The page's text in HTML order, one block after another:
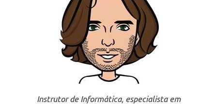
Instrutor de Informática, especialista em